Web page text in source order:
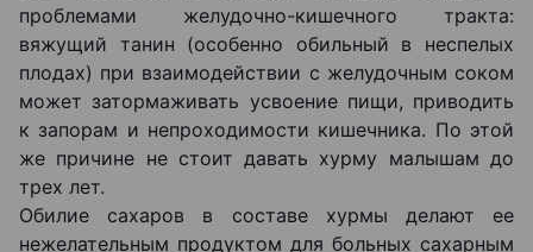
проблемами желудочно-кишечного тракта:
вяжущий танин (особенно обильный в неспелых
плодах) при взаимодействии с желудочным соком
может затормаживать усвоение пищи, приводить
к запорам и непроходимости кишечника. По этой
же причине не стоит давать хурму малышам до
трех лет.
Обилие сахаров в составе хурмы делают ее
нежелательным продуктом для больных сахарным